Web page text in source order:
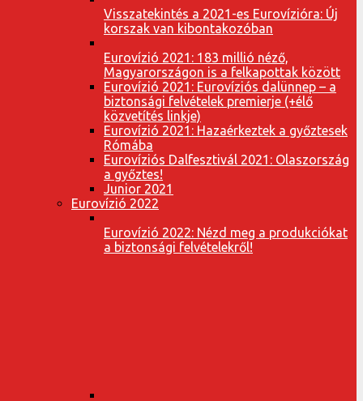
Visszatekintés a 2021-es Eurovízióra: Új
korszak van kibontakozóban
Eurovízió 2021: 183 millió néző,
Magyarországon is a felkapottak között
Eurovízió 2021: Eurovíziós dalünnep – a
biztonsági felvételek premierje (+élő
közvetítés linkje)
Eurovízió 2021: Hazaérkeztek a győztesek
Rómába
Eurovíziós Dalfesztivál 2021: Olaszország
a győztes!
Junior 2021
Eurovízió 2022
Eurovízió 2022: Nézd meg a produkciókat
a biztonsági felvételekről!